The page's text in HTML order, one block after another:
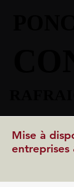
Mise à
entreprises